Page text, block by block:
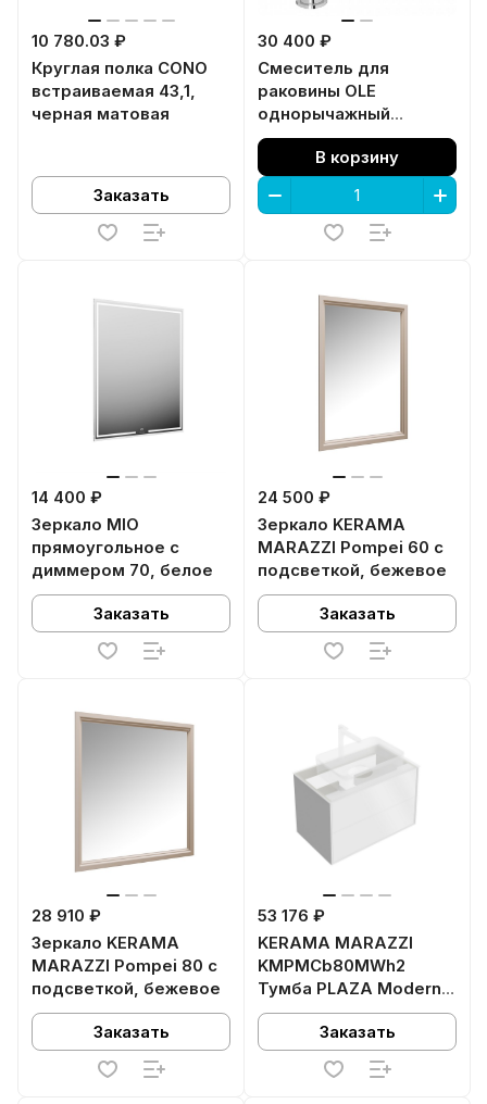
10 780.03 ₽
Круглая полка CONO
встраиваемая 43,1,
черная матовая
Заказать
30 400 ₽
Смеситель для
раковины OLE
однорычажный
высокий без донного
клапана, хром глянец
В корзину
14 400 ₽
Зеркало MIO
прямоугольное с
диммером 70, белое
Заказать
24 500 ₽
Зеркало KERAMA
MARAZZI Pompei 60 с
подсветкой, бежевое
Заказать
28 910 ₽
Зеркало KERAMA
MARAZZI Pompei 80 с
подсветкой, бежевое
Заказать
53 176 ₽
KERAMA MARAZZI
KMPMCb80MWh2
Тумба PLAZA Modern
подвесная 80, push/
пуш, 2 ящика, белая
матовая
Заказать